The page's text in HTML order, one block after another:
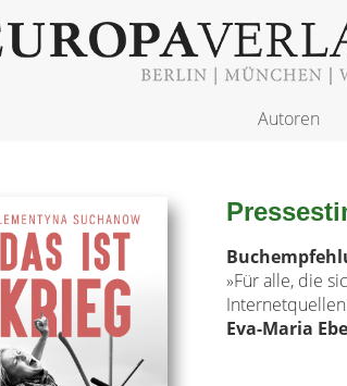
Autoren
»Für alle, die
Eva-Maria